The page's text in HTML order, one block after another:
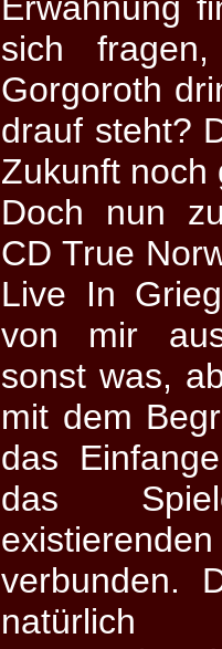
sich
Gorgoroth
drauf steht?
Zukunft noch
Doch nun
CD True
Live In
von mir
sonst was,
mit dem
das
das
verbunden.